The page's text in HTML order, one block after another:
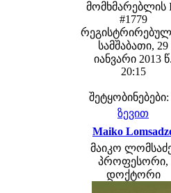
მომხმარებლის
#1779
სამშაბათი, 29
იანვარი 2013
20:15
შეტყობინებები:
ზევით
Maiko
მაიკო
პროფესორი,
დოქტორი